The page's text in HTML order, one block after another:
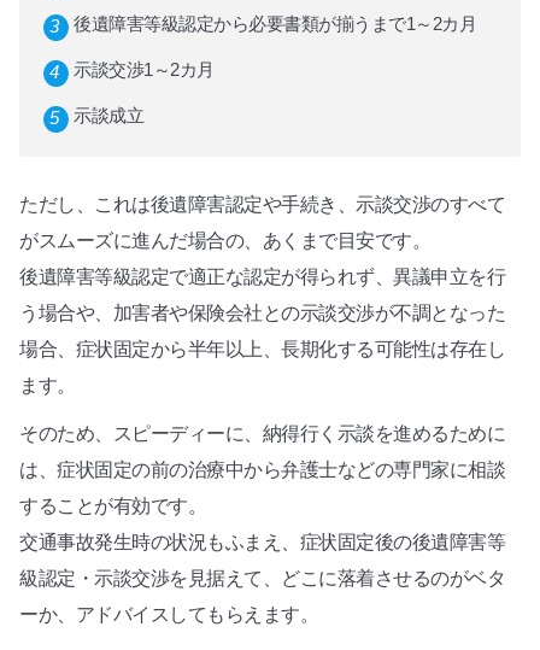
後遺障害等級認定から必要書類が揃うまで1～2カ月
示談交渉1～2カ月
示談成立
ただし、これは後遺障害認定や手続き、示談交渉のすべて
がスムーズに進んだ場合の、あくまで目安です。
後遺障害等級認定で適正な認定が得られず、異議申立を行
う場合や、加害者や保険会社との示談交渉が不調となった
場合、症状固定から半年以上、長期化する可能性は存在し
ます。
そのため、スピーディーに、納得行く示談を進めるために
は、症状固定の前の治療中から弁護士などの専門家に相談
することが有効です。
交通事故発生時の状況もふまえ、症状固定後の後遺障害等
級認定・示談交渉を見据えて、どこに落着させるのがベタ
ーか、アドバイスしてもらえます。